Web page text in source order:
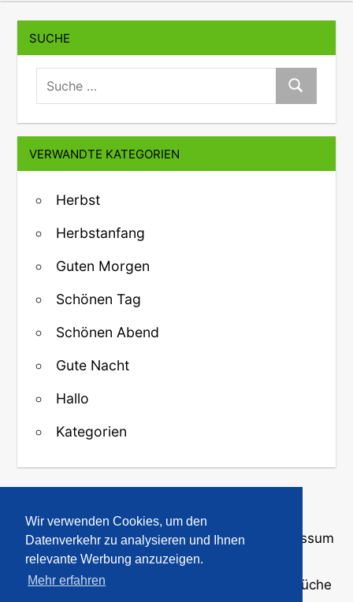
Wir verwenden Cookies, um den
Datenverkehr zu analysieren und Ihnen
relevante Werbung anzuzeigen.
Mehr erfahren
SUCHE
suche:
Suche
VERWANDTE KATEGORIEN
Herbst
Herbstanfang
Guten Morgen
Schönen Tag
Schönen Abend
Gute Nacht
Hallo
Kategorien
↑ Zurück zum Anfang
Über uns·Kontakt·Datenschutz Impressum
© 2008-2026
· Bilder und Sprüche